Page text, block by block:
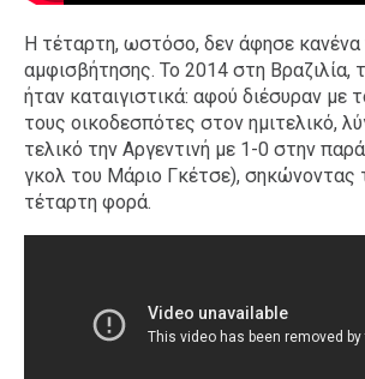
Η τέταρτη, ωστόσο, δεν άφησε κανένα
αμφισβήτησης. Το 2014 στη Βραζιλία,
ήταν καταιγιστικά: αφού διέσυραν με
τους οικοδεσπότες στον ημιτελικό,
τελικό την Αργεντινή με 1-0 στην
γκολ του Μάριο Γκέτσε), σηκώνοντας
τέταρτη φορά.